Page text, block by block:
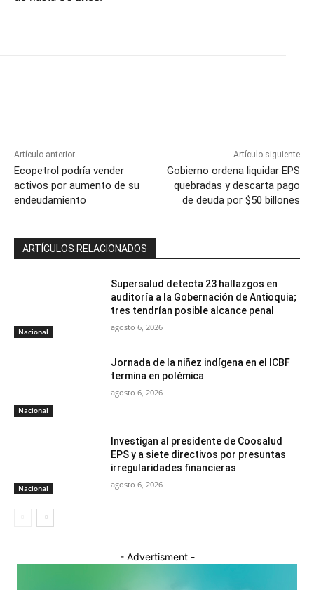
Artículo anterior
Ecopetrol podría vender
activos por aumento de su
endeudamiento
Artículo siguiente
Gobierno ordena liquidar EPS
quebradas y descarta pago
de deuda por $50 billones
ARTÍCULOS RELACIONADOS
Nacional
Supersalud detecta 23 hallazgos en
auditoría a la Gobernación de Antioquia;
tres tendrían posible alcance penal
agosto 6, 2026
Nacional
Jornada de la niñez indígena en el ICBF
termina en polémica
agosto 6, 2026
Nacional
Investigan al presidente de Coosalud
EPS y a siete directivos por presuntas
irregularidades financieras
agosto 6, 2026
- Advertisment -